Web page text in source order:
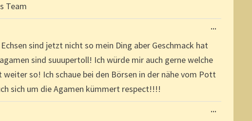
Team
sind jetzt nicht so mein Ding aber Geschmack hat
sind suuupertoll! Ich würde mir auch gerne welche
so! Ich schaue bei den Börsen in der nähe vom Pott
sich um die Agamen kümmert respect!!!!
...DIESE
...DIESE